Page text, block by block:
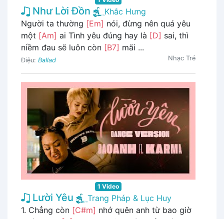
Như Lời Đồn
Khắc Hưng
Người ta thường [Em] nói, đừng nên quá yêu
một [Am] ai Tình yêu đúng hay là [D] sai, thì
niềm đau sẽ luôn còn [B7] mãi ...
Điệu: Ballad Nhạc Trẻ
1 Video
Lười Yêu
Trang Pháp & Lục Huy
1. Chẳng còn [C#m] nhớ quên anh từ bao giờ